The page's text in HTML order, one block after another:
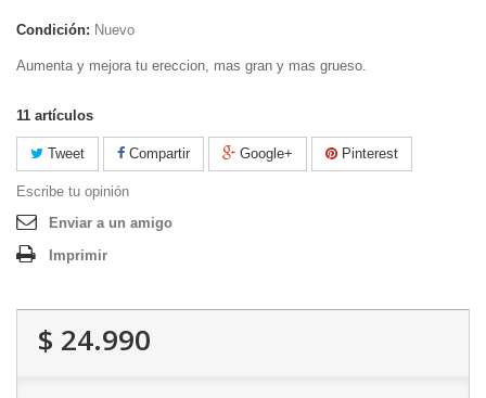
Condición: Nuevo
Aumenta y mejora tu ereccion, mas gran y mas grueso.
11 artículos
Tweet Compartir Google+ Pinterest
Escribe tu opinión
Enviar a un amigo
Imprimir
$ 24.990